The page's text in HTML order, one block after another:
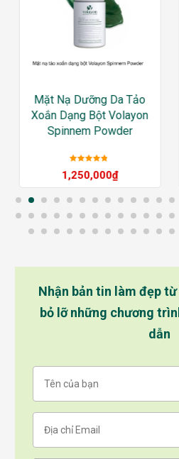
Mặt Nạ Dưỡng Da Tảo
Xoắn Dạng Bột Volayon
Spinnem Powder
hạng5sao
1,250,000₫
Nhận bản tin làm đẹp
bỏ lỡ những chương
dẫn